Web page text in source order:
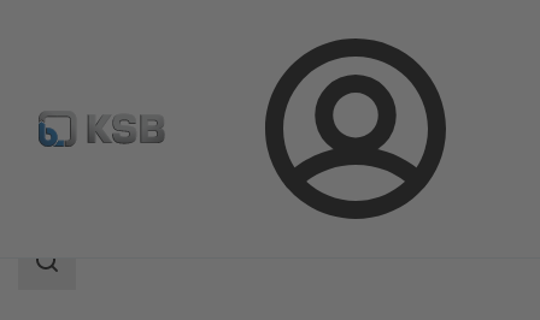
Login
ECOLINE GT 40
Ambito